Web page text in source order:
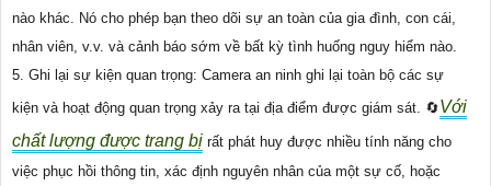
nào khác. Nó cho phép bạn theo dõi sự an toàn của gia đình, con cái,
nhân viên, v.v. và cảnh báo sớm về bất kỳ tình huống nguy hiểm nào.
5. Ghi lại sự kiện quan trọng: Camera an ninh ghi lại toàn bộ các sự
kiện và hoạt động quan trọng xảy ra tại địa điểm được giám sát. 🔄Với
chất lượng được trang bị rất phát huy được nhiều tính năng cho
việc phục hồi thông tin, xác định nguyên nhân của một sự cố, hoặc